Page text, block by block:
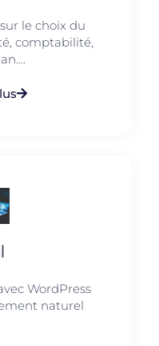
le choix du
comptabilité,
WordPress
naturel